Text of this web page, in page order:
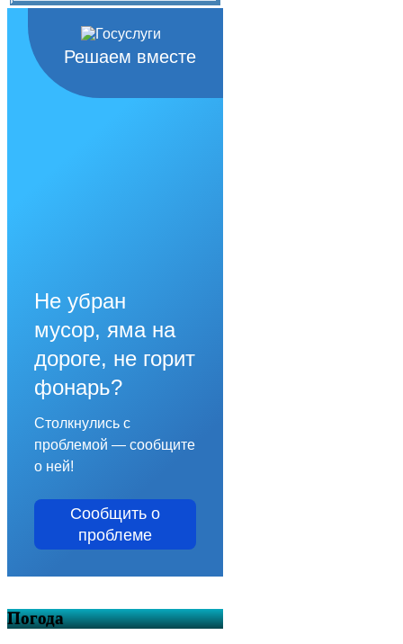
Решаем вместе
Не убран
мусор, яма на
дороге, не горит
фонарь?
Столкнулись с
проблемой — сообщите
о ней!
Сообщить о
проблеме
Погода